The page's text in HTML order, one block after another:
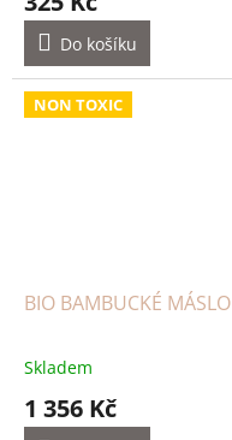
Do košíku
NON TOXIC
BIO BAMBUCKÉ MÁSLO
Skladem
1 356 Kč